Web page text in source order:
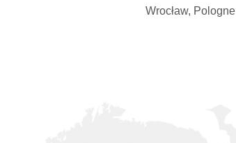
Wrocław, Pologne